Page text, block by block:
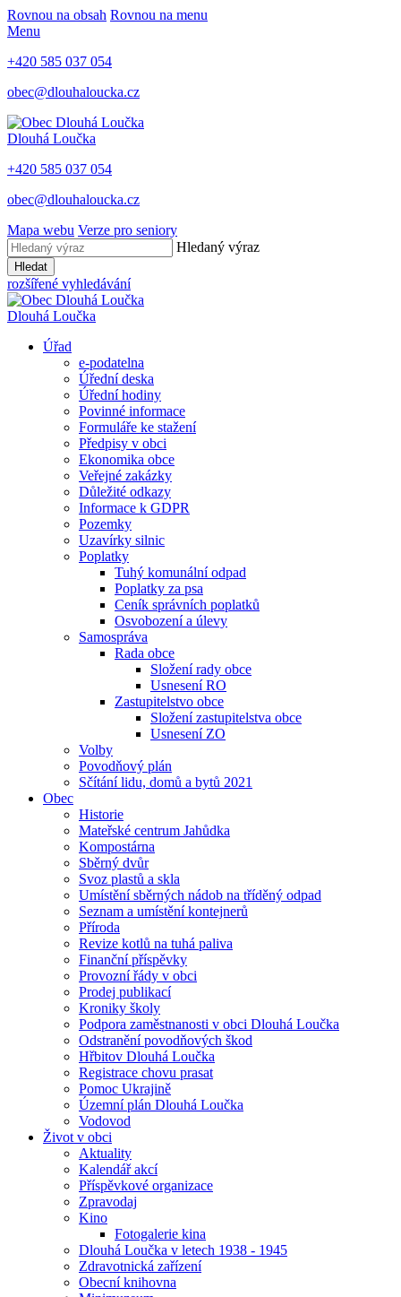
Rovnou na obsah Rovnou na menu
Menu
+420 585 037 054
obec@dlouhaloucka.cz
Dlouhá Loučka
+420 585 037 054
obec@dlouhaloucka.cz
Mapa webu Verze pro seniory
Hledaný výraz
Hledat
rozšířené vyhledávání
Dlouhá Loučka
Úřad
e-podatelna
Úřední deska
Úřední hodiny
Povinné informace
Formuláře ke stažení
Předpisy v obci
Ekonomika obce
Veřejné zakázky
Důležité odkazy
Informace k GDPR
Pozemky
Uzavírky silnic
Poplatky
Tuhý komunální odpad
Poplatky za psa
Ceník správních poplatků
Osvobození a úlevy
Samospráva
Rada obce
Složení rady obce
Usnesení RO
Zastupitelstvo obce
Složení zastupitelstva obce
Usnesení ZO
Volby
Povodňový plán
Sčítání lidu, domů a bytů 2021
Obec
Historie
Mateřské centrum Jahůdka
Kompostárna
Sběrný dvůr
Svoz plastů a skla
Umístění sběrných nádob na tříděný odpad
Seznam a umístění kontejnerů
Příroda
Revize kotlů na tuhá paliva
Finanční příspěvky
Provozní řády v obci
Prodej publikací
Kroniky školy
Podpora zaměstnanosti v obci Dlouhá Loučka
Odstranění povodňových škod
Hřbitov Dlouhá Loučka
Registrace chovu prasat
Pomoc Ukrajině
Územní plán Dlouhá Loučka
Vodovod
Život v obci
Aktuality
Kalendář akcí
Příspěvkové organizace
Zpravodaj
Kino
Fotogalerie kina
Dlouhá Loučka v letech 1938 - 1945
Zdravotnická zařízení
Obecní knihovna